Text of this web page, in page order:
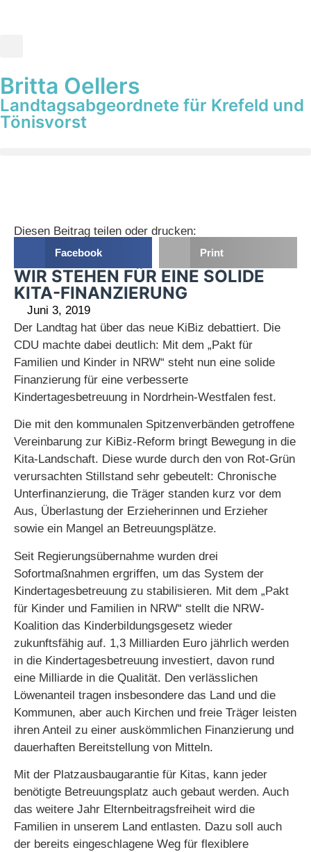
Britta Oellers
Landtagsabgeordnete für Krefeld und
Tönisvorst
WIR STEHEN FÜR EINE SOLIDE
KITA-FINANZIERUNG
Juni 3, 2019
Der Landtag hat über das neue KiBiz debattiert. Die
CDU machte dabei deutlich: Mit dem „Pakt für
Familien und Kinder in NRW“ steht nun eine solide
Finanzierung für eine verbesserte
Kindertagesbetreuung in Nordrhein-Westfalen fest.
Die mit den kommunalen Spitzenverbänden getroffene
Vereinbarung zur KiBiz-Reform bringt Bewegung in die
Kita-Landschaft. Diese wurde durch den von Rot-Grün
verursachten Stillstand sehr gebeutelt: Chronische
Unterfinanzierung, die Träger standen kurz vor dem
Aus, Überlastung der Erzieherinnen und Erzieher
sowie ein Mangel an Betreuungsplätze.
Seit Regierungsübernahme wurden drei
Sofortmaßnahmen ergriffen, um das System der
Kindertagesbetreuung zu stabilisieren. Mit dem „Pakt
für Kinder und Familien in NRW“ stellt die NRW-
Koalition das Kinderbildungsgesetz wieder
zukunftsfähig auf. 1,3 Milliarden Euro jährlich werden
in die Kindertagesbetreuung investiert, davon rund
eine Milliarde in die Qualität. Den verlässlichen
Löwenanteil tragen insbesondere das Land und die
Kommunen, aber auch Kirchen und freie Träger leisten
ihren Anteil zu einer auskömmlichen Finanzierung und
dauerhaften Bereitstellung von Mitteln.
Mit der Platzausbaugarantie für Kitas, kann jeder
benötigte Betreuungsplatz auch gebaut werden. Auch
das weitere Jahr Elternbeitragsfreiheit wird die
Familien in unserem Land entlasten. Dazu soll auch
der bereits eingeschlagene Weg für flexiblere
Diesen Beitrag teilen oder drucken:
Facebook Print